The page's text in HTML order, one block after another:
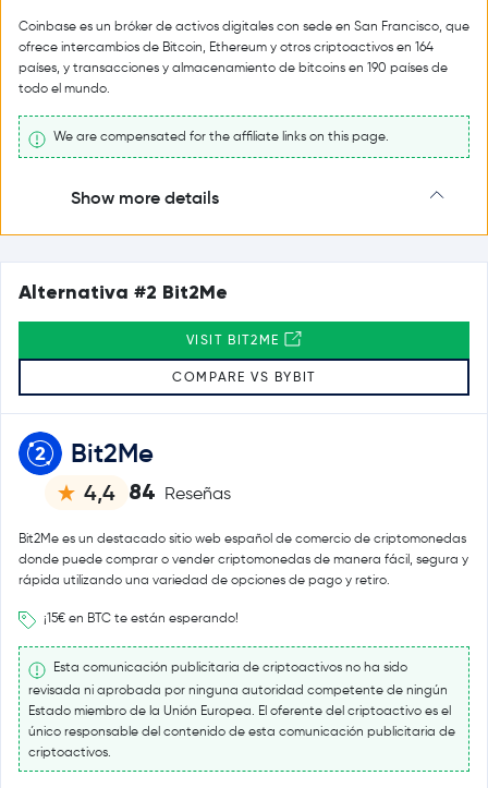
Coinbase es un bróker de activos digitales con sede en San Francisco, que
ofrece intercambios de Bitcoin, Ethereum y otros criptoactivos en 164
países, y transacciones y almacenamiento de bitcoins en 190 países de
todo el mundo.
We are compensated for the affiliate links on this page.
Show more details
Bit2Me
4,4 84 Reseñas
Bit2Me es un destacado sitio web español de comercio de criptomonedas
donde puede comprar o vender criptomonedas de manera fácil, segura y
rápida utilizando una variedad de opciones de pago y retiro.
¡15€ en BTC te están esperando!
Esta comunicación publicitaria de criptoactivos no ha sido
revisada ni aprobada por ninguna autoridad competente de ningún
Estado miembro de la Unión Europea. El oferente del criptoactivo es el
único responsable del contenido de esta comunicación publicitaria de
criptoactivos.
Alternativa #2 Bit2Me
VISIT BIT2ME
COMPARE VS BYBIT